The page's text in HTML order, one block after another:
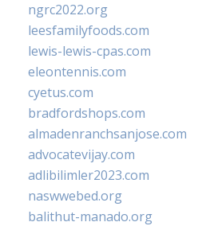
ngrc2022.org
leesfamilyfoods.com
lewis-lewis-cpas.com
eleontennis.com
cyetus.com
bradfordshops.com
almadenranchsanjose.com
advocatevijay.com
adlibilimler2023.com
naswwebed.org
balithut-manado.org